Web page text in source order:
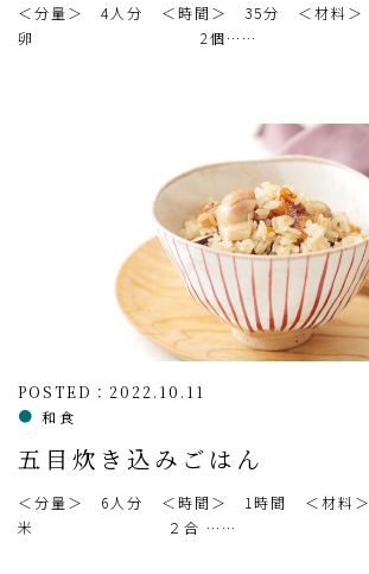
＜分量＞ 4人分 ＜時間＞ 35分 ＜材料＞
卵 2個……
POSTED：2022.10.11
和食
五目炊き込みごはん
＜分量＞ 6人分 ＜時間＞ 1時間 ＜材料＞
米 ２合 ……